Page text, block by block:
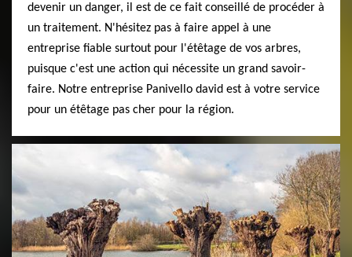
devenir un danger, il est de ce fait conseillé de procéder à
un traitement. N'hésitez pas à faire appel à une
entreprise fiable surtout pour l'étêtage de vos arbres,
puisque c'est une action qui nécessite un grand savoir-
faire. Notre entreprise Panivello david est à votre service
pour un étêtage pas cher pour la région.